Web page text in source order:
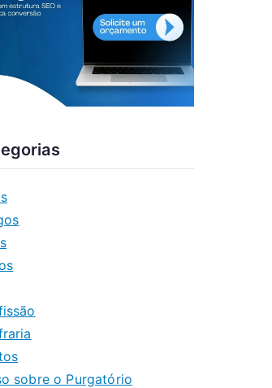
sobre o Purgatório